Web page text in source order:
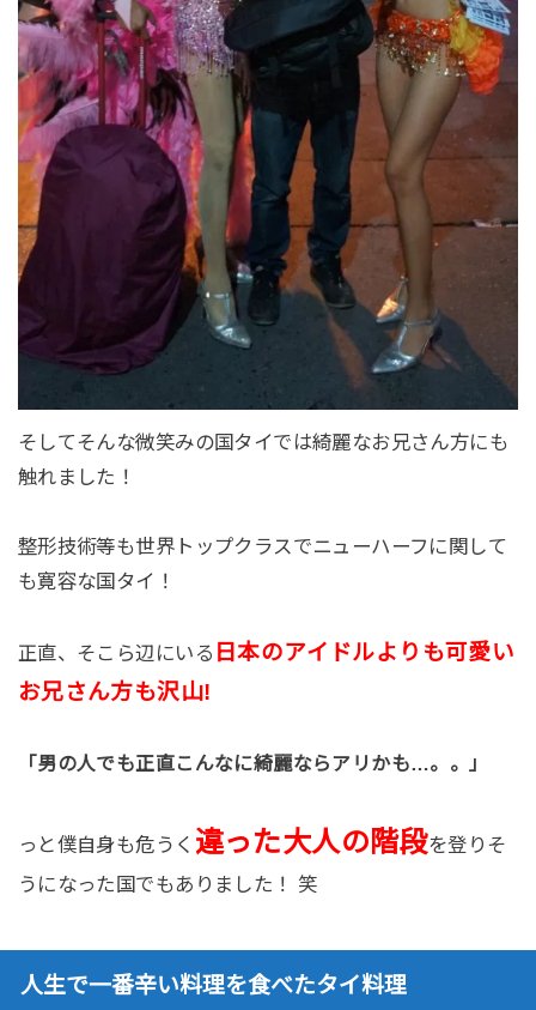
そしてそんな微笑みの国タイでは綺麗なお兄さん方にも
触れました！
整形技術等も世界トップクラスでニューハーフに関して
も寛容な国タイ！
正直、そこら辺にいる 日本のアイドルよりも可愛い
お兄さん方も沢山!
「男の人でも正直こんなに綺麗ならアリかも…。。」
っと僕自身も危うく 違った大人の階段を登りそ
うになった国でもありました！ 笑
人生で一番辛い料理を食べたタイ料理